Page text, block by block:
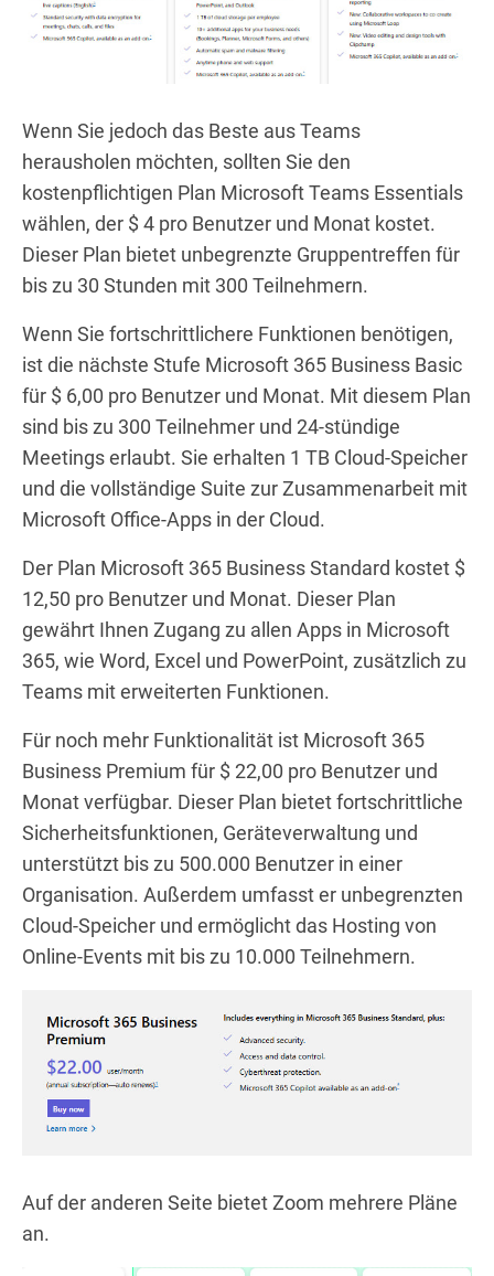
Wenn Sie jedoch das Beste aus Teams
herausholen möchten, sollten Sie den
kostenpflichtigen Plan Microsoft Teams Essentials
wählen, der $ 4 pro Benutzer und Monat kostet.
Dieser Plan bietet unbegrenzte Gruppentreffen für
bis zu 30 Stunden mit 300 Teilnehmern.
Wenn Sie fortschrittlichere Funktionen benötigen,
ist die nächste Stufe Microsoft 365 Business Basic
für $ 6,00 pro Benutzer und Monat. Mit diesem Plan
sind bis zu 300 Teilnehmer und 24-stündige
Meetings erlaubt. Sie erhalten 1 TB Cloud-Speicher
und die vollständige Suite zur Zusammenarbeit mit
Microsoft Office-Apps in der Cloud.
Der Plan Microsoft 365 Business Standard kostet $
12,50 pro Benutzer und Monat. Dieser Plan
gewährt Ihnen Zugang zu allen Apps in Microsoft
365, wie Word, Excel und PowerPoint, zusätzlich zu
Teams mit erweiterten Funktionen.
Für noch mehr Funktionalität ist Microsoft 365
Business Premium für $ 22,00 pro Benutzer und
Monat verfügbar. Dieser Plan bietet fortschrittliche
Sicherheitsfunktionen, Geräteverwaltung und
unterstützt bis zu 500.000 Benutzer in einer
Organisation. Außerdem umfasst er unbegrenzten
Cloud-Speicher und ermöglicht das Hosting von
Online-Events mit bis zu 10.000 Teilnehmern.
Auf der anderen Seite bietet Zoom mehrere Pläne
an.